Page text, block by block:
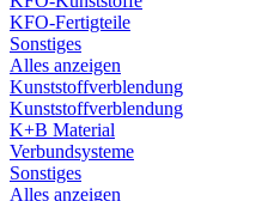
KFO-Fertigteile
Sonstiges
Alles anzeigen
Kunststoffverblendung
Kunststoffverblendung
K+B Material
Verbundsysteme
Sonstiges
Alles anzeigen